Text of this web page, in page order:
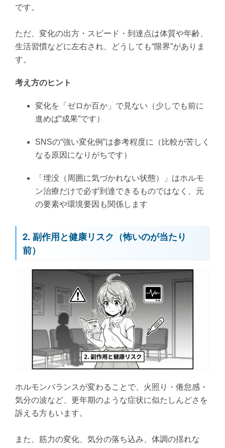
です。
ただ、変化の出方・スピード・到達点は体質や年齢、
生活習慣などに左右され、どうしても“限界”がありま
す。
考え方のヒント
変化を「ゼロか百か」で見ない（少しでも前に
進めば“成果”です）
SNSの“強い変化例”は参考程度に（比較が苦しく
なる原因になりがちです）
「埋没（周囲に気づかれない状態）」はホルモ
ン治療だけで必ず到達できるものではなく、元
の要素や環境要因も関係します
2. 副作用と健康リスク（怖いのが当たり
前）
ホルモンバランスが変わることで、火照り・倦怠感・
気分の波など、更年期のような症状に似たしんどさを
訴える方もいます。
また、筋力の変化、気分の落ち込み、体調の揺れな